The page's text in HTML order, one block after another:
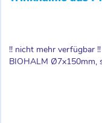
!! nicht mehr verfügbar
BIOHALM Ø7x150mm,